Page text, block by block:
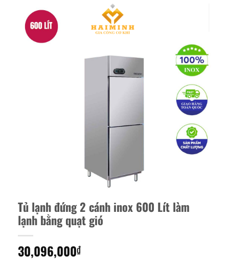
Tủ lạnh đứng 2 cánh inox 600 Lít làm
lạnh bằng quạt gió
30,096,000₫